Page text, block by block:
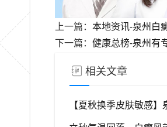
上一篇： 本地资讯-泉州白
下一篇： 健康总榜-泉州有
相关文章